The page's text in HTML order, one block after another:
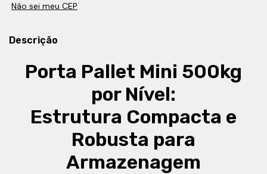
Não sei meu CEP
Descrição
Porta Pallet Mini 500kg
por Nível:
Estrutura Compacta e
Robusta para
Armazenagem